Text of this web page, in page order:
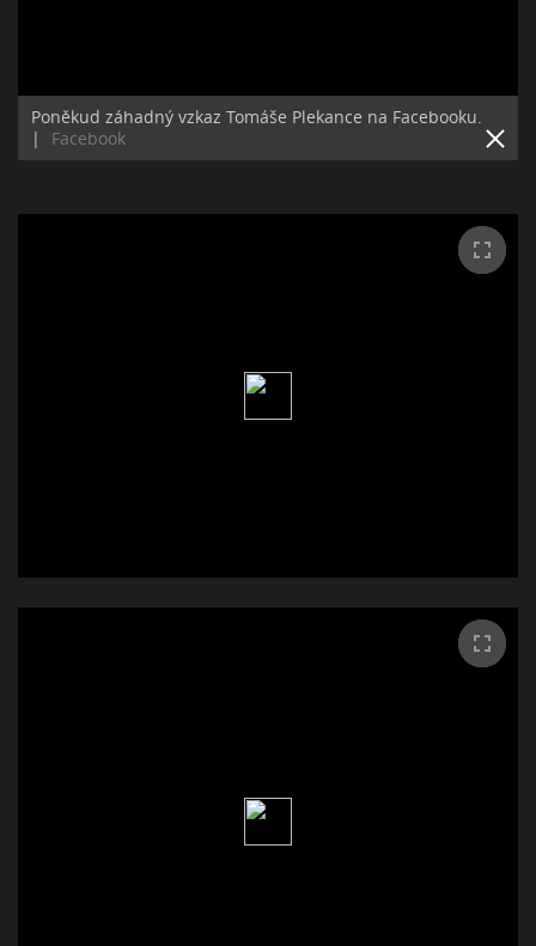
Poněkud záhadný vzkaz Tomáše Plekance na Facebooku.
|
Facebook